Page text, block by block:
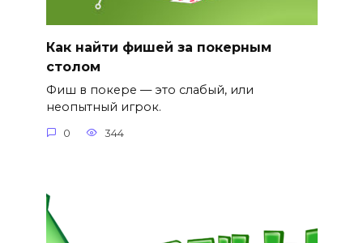
Как найти фишей за покерным
столом
Фиш в покере — это слабый, или
неопытный игрок.
0 344